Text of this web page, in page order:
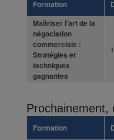
Formation
Maîtriser l'art de la
négociation
commerciale :
Stratégies et
techniques
gagnantes
Prochainement,
Formation